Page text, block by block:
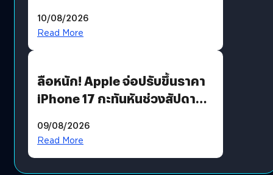
เงื่อนไขที่กำหนด
10/08/2026
Read More
ลือหนัก! Apple จ่อปรับขึ้นราคา
iPhone 17 กะทันหันช่วงสัปดาห์ที่
09/08/2026
Read More